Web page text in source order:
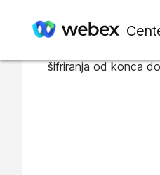
V tem članku
šifriranja od konca do